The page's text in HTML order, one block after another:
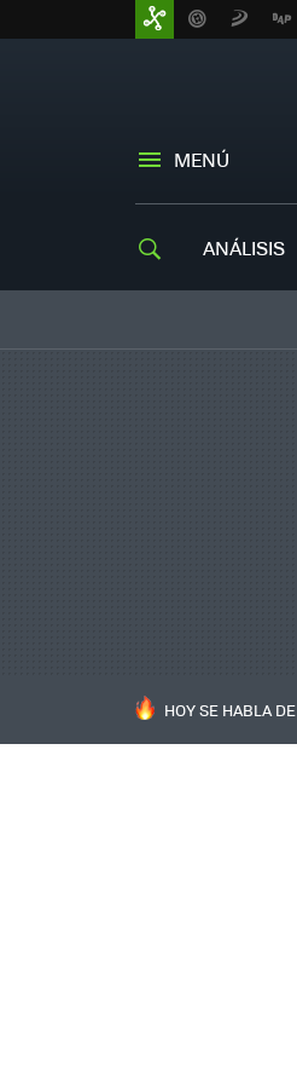
MENÚ
ANÁLISIS
HOY SE HABLA DE